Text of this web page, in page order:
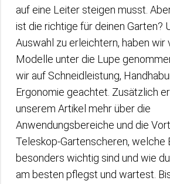
auf eine Leiter steigen musst.
ist die richtige für deinen Garten?
Auswahl zu erleichtern, haben wir
Modelle unter die Lupe
wir auf Schneidleistung,
Ergonomie geachtet. Zusätzlich
unserem Artikel mehr über die
Anwendungsbereiche und die
Teleskop-Gartenscheren, welche
besonders wichtig sind und wie
am besten pflegst und wartest.